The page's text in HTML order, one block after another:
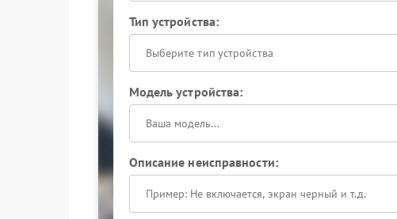
Тип устройства:
Выберите тип устройства
Модель устройства:
Описание неисправности: